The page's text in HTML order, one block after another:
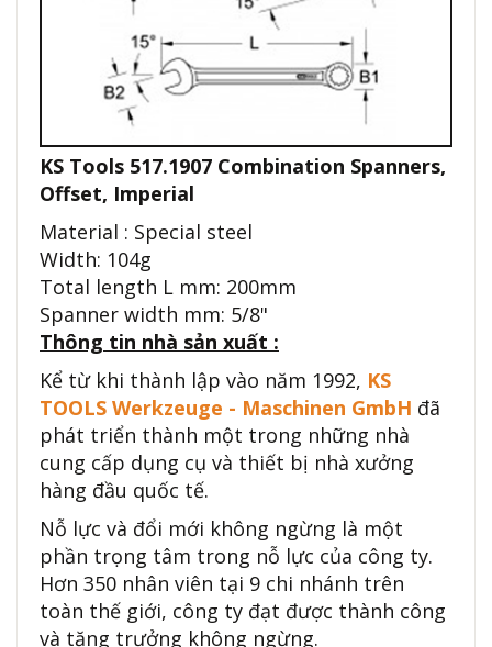
KS Tools 517.1907 Combination Spanners,
Offset, Imperial
Material : Special steel
Width: 104g
Total length L mm: 200mm
Spanner width mm: 5/8"
Thông tin nhà sản xuất :
Kể từ khi thành lập vào năm 1992, KS
TOOLS Werkzeuge - Maschinen GmbH đã
phát triển thành một trong những nhà
cung cấp dụng cụ và thiết bị nhà xưởng
hàng đầu quốc tế.
Nỗ lực và đổi mới không ngừng là một
phần trọng tâm trong nỗ lực của công ty.
Hơn 350 nhân viên tại 9 chi nhánh trên
toàn thế giới, công ty đạt được thành công
và tăng trưởng không ngừng.